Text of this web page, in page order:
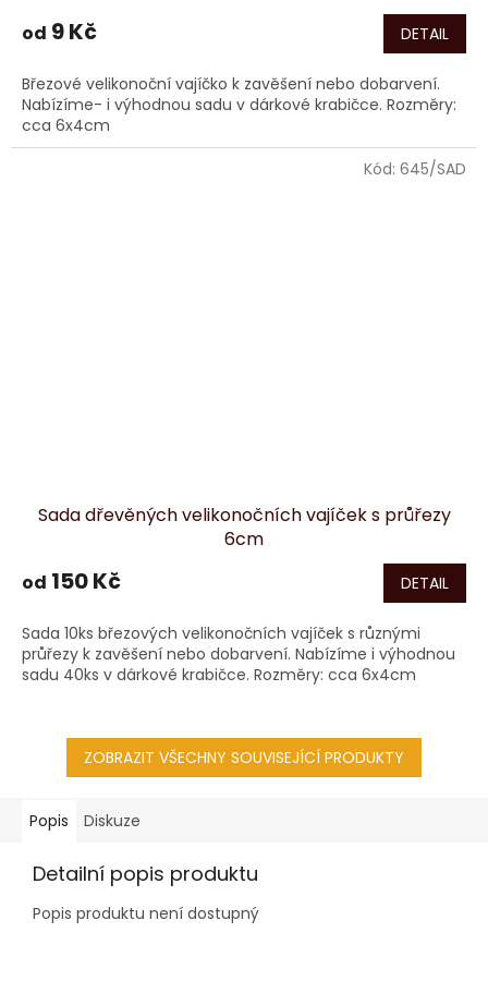
od 9 Kč DETAIL
Březové velikonoční vajíčko k zavěšení nebo dobarvení.
Nabízíme- i výhodnou sadu v dárkové krabičce. Rozměry:
cca 6x4cm
Sada dřevěných velikonočních vajíček s průřezy
6cm
od 150 Kč DETAIL
Sada 10ks březových velikonočních vajíček s různými
průřezy k zavěšení nebo dobarvení. Nabízíme i výhodnou
sadu 40ks v dárkové krabičce. Rozměry: cca 6x4cm
Kód: 645/SAD
ZOBRAZIT VŠECHNY SOUVISEJÍCÍ PRODUKTY
Popis Diskuze
Detailní popis produktu
Popis produktu není dostupný